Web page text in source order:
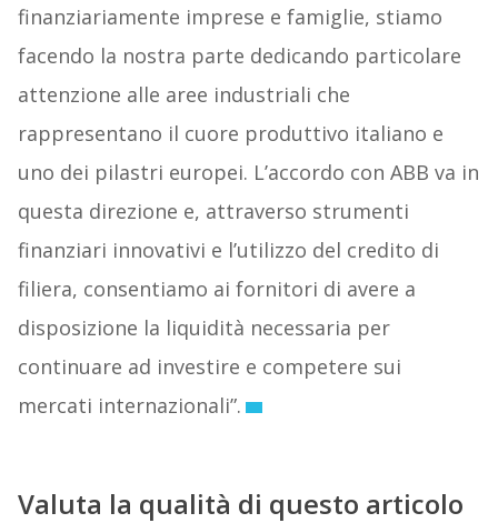
finanziariamente imprese e famiglie, stiamo
facendo la nostra parte dedicando particolare
attenzione alle aree industriali che
rappresentano il cuore produttivo italiano e
uno dei pilastri europei. L’accordo con ABB va in
questa direzione e, attraverso strumenti
finanziari innovativi e l’utilizzo del credito di
filiera, consentiamo ai fornitori di avere a
disposizione la liquidità necessaria per
continuare ad investire e competere sui
mercati internazionali”.
Valuta la qualità di questo articolo